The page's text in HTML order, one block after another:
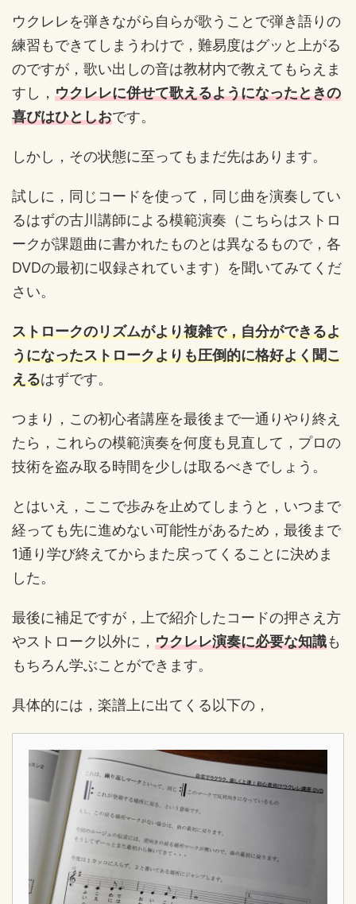
ウクレレを弾きながら自らが歌うことで弾き語りの
練習もできてしまうわけで，難易度はグッと上がる
のですが，歌い出しの音は教材内で教えてもらえま
すし， ウクレレに併せて歌えるようになったときの
喜びはひとしおです。
しかし，その状態に至ってもまだ先はあります。
試しに，同じコードを使って，同じ曲を演奏してい
るはずの古川講師による模範演奏（こちらはストロ
ークが課題曲に書かれたものとは異なるもので，各
DVDの最初に収録されています）を聞いてみてくだ
さい。
ストロークのリズムがより複雑で，自分ができるよ
うになったストロークよりも圧倒的に格好よく聞こ
えるはずです。
つまり，この初心者講座を最後まで一通りやり終え
たら，これらの模範演奏を何度も見直して，プロの
技術を盗み取る時間を少しは取るべきでしょう。
とはいえ，ここで歩みを止めてしまうと，いつまで
経っても先に進めない可能性があるため，最後まで
1通り学び終えてからまた戻ってくることに決めま
した。
最後に補足ですが，上で紹介したコードの押さえ方
やストローク以外に， ウクレレ演奏に必要な知識も
もちろん学ぶことができます。
具体的には，楽譜上に出てくる以下の，